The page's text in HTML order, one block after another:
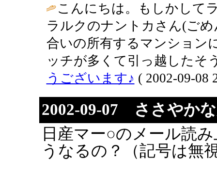
こんにちは。もしかして
ラルクのナントカさん(ご
合いの所有するマンション
ッチが多くて引っ越したそ
うございます♪ ( 2002-09-08
2002-09-07 ささやか
日産マー○のメール読
うなるの？（記号は無